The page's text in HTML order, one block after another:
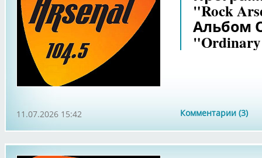
"Rock
Альбом
Комментарии (3)
11.07.2026 15:42